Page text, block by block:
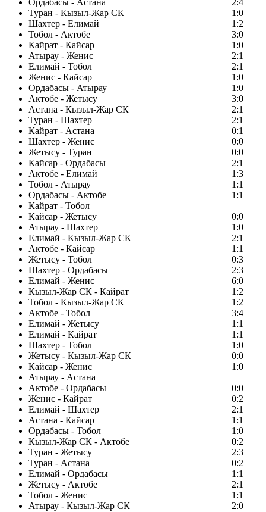
Ордабасы - Астана
2:4
Туран - Кызыл-Жар СК
1:0
Шахтер - Елимай
1:2
Тобол - Актобе
3:0
Кайрат - Кайсар
1:0
Атырау - Женис
2:1
Елимай - Тобол
2:1
Женис - Кайсар
1:0
Ордабасы - Атырау
1:0
Актобе - Жетысу
3:0
Астана - Кызыл-Жар СК
2:1
Туран - Шахтер
2:1
Кайрат - Астана
0:1
Шахтер - Женис
0:0
Жетысу - Туран
0:0
Кайсар - Ордабасы
2:1
Актобе - Елимай
1:3
Тобол - Атырау
1:1
Ордабасы - Актобе
1:1
Кайрат - Тобол
Кайсар - Жетысу
0:0
Атырау - Шахтер
1:0
Елимай - Кызыл-Жар СК
2:1
Актобе - Кайсар
1:1
Жетысу - Тобол
0:3
Шахтер - Ордабасы
2:3
Елимай - Женис
6:0
Кызыл-Жар СК - Кайрат
1:2
Тобол - Кызыл-Жар СК
1:2
Актобе - Тобол
3:4
Елимай - Жетысу
1:1
Елимай - Кайрат
1:1
Шахтер - Тобол
1:0
Жетысу - Кызыл-Жар СК
0:0
Кайсар - Женис
1:0
Атырау - Астана
Актобе - Ордабасы
0:0
Женис - Кайрат
0:2
Елимай - Шахтер
2:1
Астана - Кайсар
1:1
Ордабасы - Тобол
1:0
Кызыл-Жар СК - Актобе
0:2
Туран - Жетысу
2:3
Туран - Астана
0:2
Елимай - Ордабасы
1:1
Жетысу - Актобе
2:1
Тобол - Женис
1:1
Атырау - Кызыл-Жар СК
2:0